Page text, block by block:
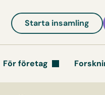
Starta insamling
För företag